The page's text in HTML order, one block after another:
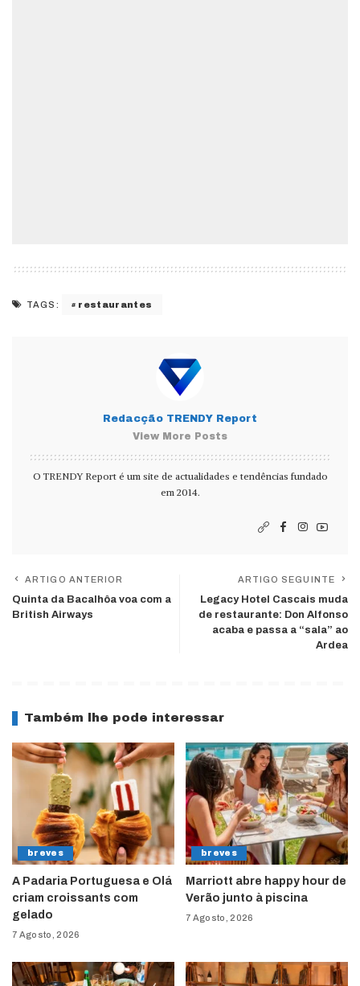
TAGS: restaurantes
Redacção TRENDY Report
View More Posts
O TRENDY Report é um site de actualidades e tendências fundado
em 2014.
ARTIGO ANTERIOR
Quinta da Bacalhôa voa com a
British Airways
ARTIGO SEGUINTE
Legacy Hotel Cascais muda
de restaurante: Don Alfonso
acaba e passa a “sala” ao
Ardea
Também lhe pode interessar
breves
A Padaria Portuguesa e Olá
criam croissants com
gelado
7 Agosto, 2026
breves
Marriott abre happy hour de
Verão junto à piscina
7 Agosto, 2026